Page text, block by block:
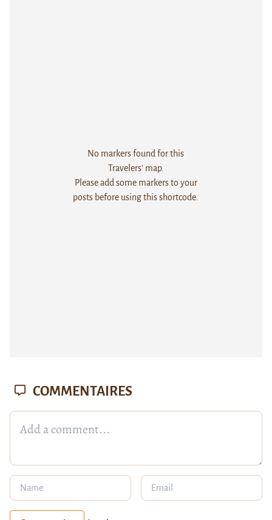
No markers found for this
Travelers' map.
Please add some markers to your
posts before using this shortcode.
COMMENTAIRES